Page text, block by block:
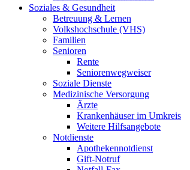
Soziales & Gesundheit
Betreuung & Lernen
Volkshochschule (VHS)
Familien
Senioren
Rente
Seniorenwegweiser
Soziale Dienste
Medizinische Versorgung
Ärzte
Krankenhäuser im Umkreis
Weitere Hilfsangebote
Notdienste
Apothekennotdienst
Gift-Notruf